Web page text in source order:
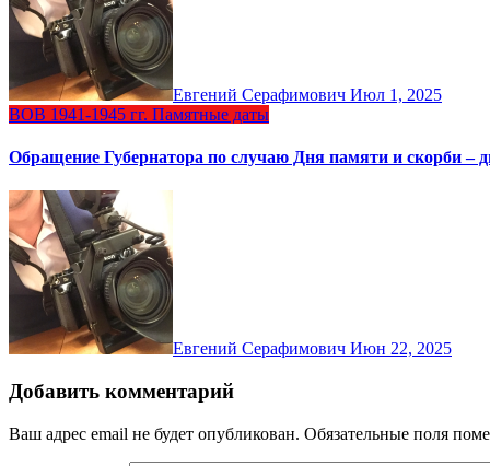
Евгений Серафимович Июл 1, 2025
ВОВ 1941-1945 гг. Памятные даты
Обращение Губернатора по случаю Дня памяти и скорби –
Евгений Серафимович Июн 22, 2025
Добавить комментарий
Ваш адрес email не будет опубликован. Обязательные поля